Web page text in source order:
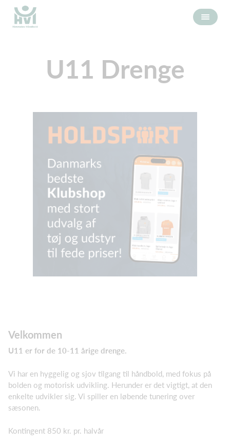
U11 Drenge
Velkommen
U11 er for de 10-11 årige drenge.
Vi har en hyggelig og sjov tilgang til håndbold, med fokus på
bolden og motorisk udvikling. Herunder er det vigtigt, at den
enkelte udvikler sig. Vi spiller en løbende tunering over
sæsonen.
Kontingent 850 kr. pr. halvår